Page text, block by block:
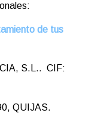
de tus
S.L.. CIF:
QUIJAS.